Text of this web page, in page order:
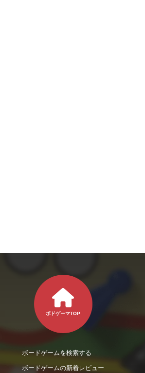
ボドゲーマTOP
ボードゲームを検索する
ボードゲームの新着レビュー